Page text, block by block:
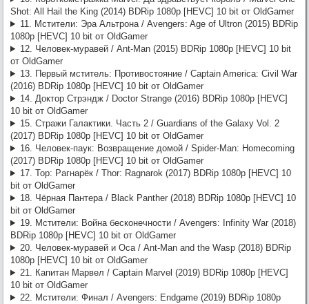
Shot: All Hail the King (2014) BDRip 1080p [HEVC] 10 bit от OldGamer
11. Мстители: Эра Альтрона / Avengers: Age of Ultron (2015) BDRip
1080p [HEVC] 10 bit от OldGamer
12. Человек-муравей / Ant-Man (2015) BDRip 1080p [HEVC] 10 bit
от OldGamer
13. Первый мститель: Противостояние / Captain America: Civil War
(2016) BDRip 1080p [HEVC] 10 bit от OldGamer
14. Доктор Стрэндж / Doctor Strange (2016) BDRip 1080p [HEVC]
10 bit от OldGamer
15. Стражи Галактики. Часть 2 / Guardians of the Galaxy Vol. 2
(2017) BDRip 1080p [HEVC] 10 bit от OldGamer
16. Человек-паук: Возвращение домой / Spider-Man: Homecoming
(2017) BDRip 1080p [HEVC] 10 bit от OldGamer
17. Тор: Рагнарёк / Thor: Ragnarok (2017) BDRip 1080p [HEVC] 10
bit от OldGamer
18. Чёрная Пантера / Black Panther (2018) BDRip 1080p [HEVC] 10
bit от OldGamer
19. Мстители: Война бесконечности / Avengers: Infinity War (2018)
BDRip 1080p [HEVC] 10 bit от OldGamer
20. Человек-муравей и Оса / Ant-Man and the Wasp (2018) BDRip
1080p [HEVC] 10 bit от OldGamer
21. Капитан Марвел / Captain Marvel (2019) BDRip 1080p [HEVC]
10 bit от OldGamer
22. Мстители: Финал / Avengers: Endgame (2019) BDRip 1080p